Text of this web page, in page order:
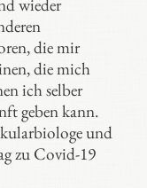
wieder
die mir
die mich
ich selber
geben kann.
und
zu Covid-19